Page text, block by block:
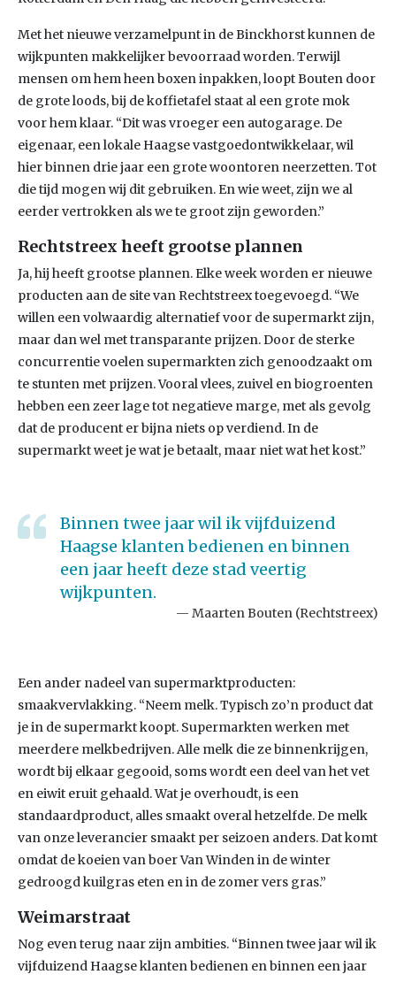
Met het nieuwe verzamelpunt in de Binckhorst kunnen de
wijkpunten makkelijker bevoorraad worden. Terwijl
mensen om hem heen boxen inpakken, loopt Bouten door
de grote loods, bij de koffietafel staat al een grote mok
voor hem klaar. “Dit was vroeger een autogarage. De
eigenaar, een lokale Haagse vastgoedontwikkelaar, wil
hier binnen drie jaar een grote woontoren neerzetten. Tot
die tijd mogen wij dit gebruiken. En wie weet, zijn we al
eerder vertrokken als we te groot zijn geworden.”
Rechtstreex heeft grootse plannen
Ja, hij heeft grootse plannen. Elke week worden er nieuwe
producten aan de site van Rechtstreex toegevoegd. “We
willen een volwaardig alternatief voor de supermarkt zijn,
maar dan wel met transparante prijzen. Door de sterke
concurrentie voelen supermarkten zich genoodzaakt om
te stunten met prijzen. Vooral vlees, zuivel en biogroenten
hebben een zeer lage tot negatieve marge, met als gevolg
dat de producent er bijna niets op verdiend. In de
supermarkt weet je wat je betaalt, maar niet wat het kost.”
Binnen twee jaar wil ik vijfduizend
Haagse klanten bedienen en binnen
een jaar heeft deze stad veertig
wijkpunten.
Maarten Bouten (Rechtstreex)
Een ander nadeel van supermarktproducten:
smaakvervlakking. “Neem melk. Typisch zo’n product dat
je in de supermarkt koopt. Supermarkten werken met
meerdere melkbedrijven. Alle melk die ze binnenkrijgen,
wordt bij elkaar gegooid, soms wordt een deel van het vet
en eiwit eruit gehaald. Wat je overhoudt, is een
standaardproduct, alles smaakt overal hetzelfde. De melk
van onze leverancier smaakt per seizoen anders. Dat komt
omdat de koeien van boer Van Winden in de winter
gedroogd kuilgras eten en in de zomer vers gras.”
Weimarstraat
Nog even terug naar zijn ambities. “Binnen twee jaar wil ik
vijfduizend Haagse klanten bedienen en binnen een jaar